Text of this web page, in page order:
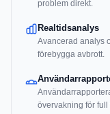
problem direkt.
Realtidsanalys
Avancerad analys
förebygga avbrott.
övervakning för full